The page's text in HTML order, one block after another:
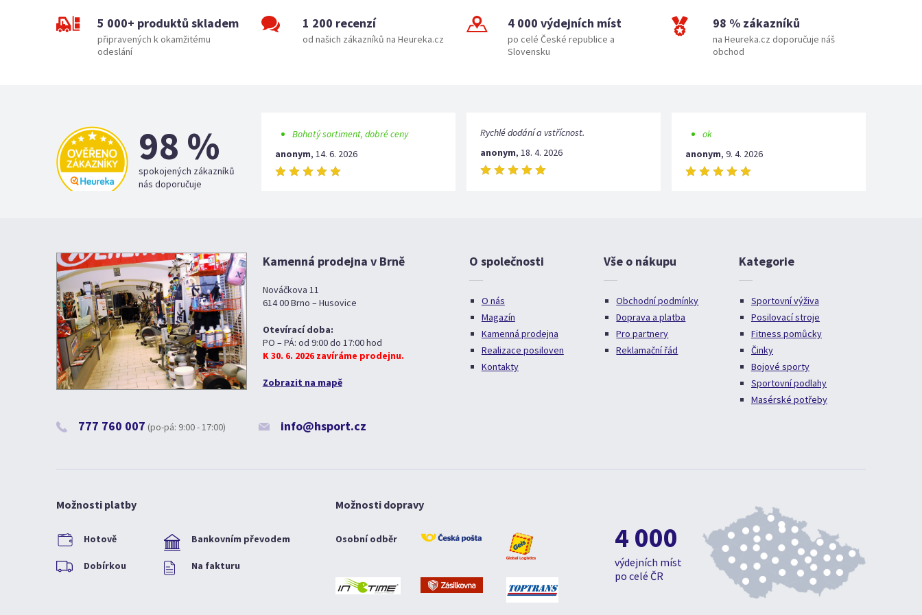
5 000+ produktů skladem
připravených k okamžitému
odeslání
1 200 recenzí
od našich zákazníků na Heureka.cz
4 000 výdejních míst
po celé České republice a
Slovensku
98 % zákazníků
na Heureka.cz doporučuje náš
obchod
98 %
spokojených zákazníků
nás doporučuje
Bohatý sortiment, dobré ceny
anonym, 14. 6. 2026
Rychlé dodání a vstřícnost.
anonym, 18. 4. 2026
ok
anonym, 9. 4. 2026
Kamenná prodejna v Brně
Nováčkova 11
614 00 Brno – Husovice
Otevírací doba:
PO – PÁ: od 9:00 do 17:00 hod
K 30. 6. 2026 zavíráme prodejnu.
Zobrazit na mapě
777 760 007 (po-pá: 9:00 - 17:00) info@hsport.cz
O společnosti
O nás
Magazín
Kamenná prodejna
Realizace posiloven
Kontakty
Vše o nákupu
Obchodní podmínky
Doprava a platba
Pro partnery
Reklamační řád
Kategorie
Sportovní výživa
Posilovací stroje
Fitness pomůcky
Činky
Bojové sporty
Sportovní podlahy
Masérské potřeby
Možnosti platby
Hotově Bankovním převodem
Dobírkou Na fakturu
Možnosti dopravy
Osobní odběr 4 000
výdejních míst
po celé ČR